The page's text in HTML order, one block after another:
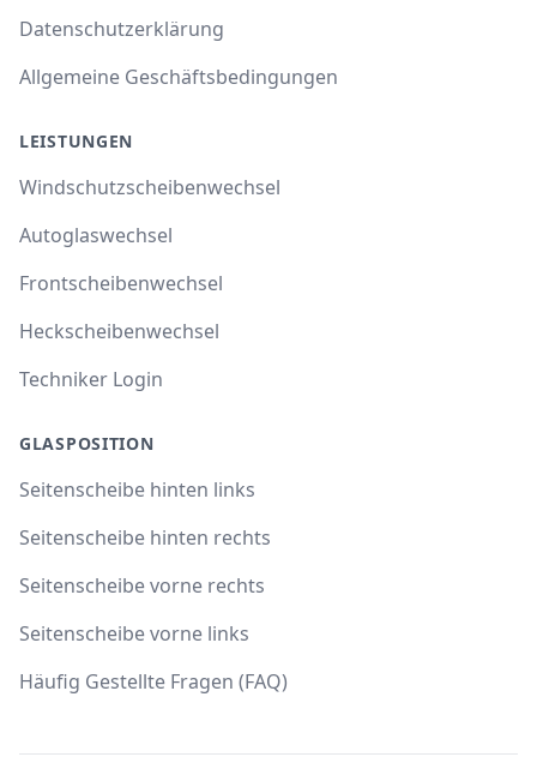
Datenschutzerklärung
Allgemeine Geschäftsbedingungen
LEISTUNGEN
Windschutzscheibenwechsel
Autoglaswechsel
Frontscheibenwechsel
Heckscheibenwechsel
Techniker Login
GLASPOSITION
Seitenscheibe hinten links
Seitenscheibe hinten rechts
Seitenscheibe vorne rechts
Seitenscheibe vorne links
Häufig Gestellte Fragen (FAQ)